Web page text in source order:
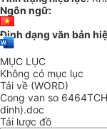
Ngôn ngữ:
Định dạng văn bản
MỤC LỤC
Không có mục lục
Tải về (WORD)
Cong van so
dinh).doc
Tải lược đồ